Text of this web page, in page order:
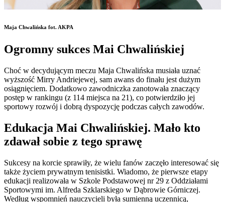
Maja Chwalińska fot. AKPA
Ogromny sukces Mai Chwalińskiej
Choć w decydującym meczu Maja Chwalińska musiała uznać
wyższość Mirry Andriejewej, sam awans do finału jest dużym
osiągnięciem. Dodatkowo zawodniczka zanotowała znaczący
postęp w rankingu (z 114 miejsca na 21), co potwierdziło jej
sportowy rozwój i dobrą dyspozycję podczas całych zawodów.
Edukacja Mai Chwalińskiej. Mało kto
zdawał sobie z tego sprawę
Sukcesy na korcie sprawiły, że wielu fanów zaczęło interesować się
także życiem prywatnym tenisistki. Wiadomo, że pierwsze etapy
edukacji realizowała w Szkole Podstawowej nr 29 z Oddziałami
Sportowymi im. Alfreda Szklarskiego w Dąbrowie Górniczej.
Według wspomnień nauczycieli była sumienną uczennicą,